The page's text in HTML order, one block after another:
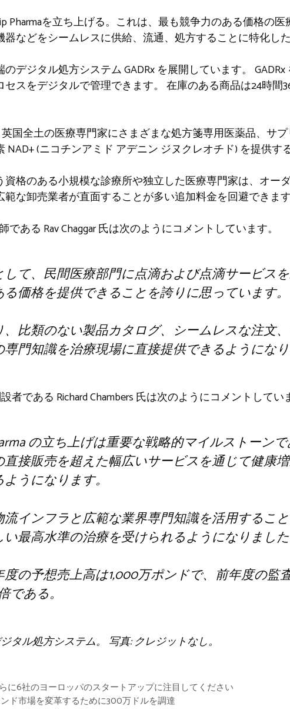
Pharmaを立ち上げる。これは、最も競争力のある価格の
などをシームレスに供給、流通、処方することに特化し
デジタル処方システム GADRx を展開しています。
セスをデジタルで管理できます。 在庫のある商品は24時間
英国全土の医療専門家にさまざまな処方箋専用医薬品、サ
NAD+ (ニコチンアミド アデニン ジヌクレオチド) を提供す
格のある小規模な診療所や独立した医療専門家は、オー
な卸売業者が直面することが多い追加料金を回避できます
である Rav Chaggar 氏は次のようにコメントしています。
て、民間医療部門に点滴および点滴サービス
価格を提供できることを誇りに思っています。
、比類のない製品カタログ、シームレスな注文
門知識を治療現場に直接提供できるようになり
者である Richard Chambers 氏は次のようにコメントしてい
の立ち上げは重要な戦略的マイルストーン
接販売を超えた幅広いサービスを通じて健康
うになります。
インフラと広範な業界専門知識を活用するこ
最高水準の治療を受けられるようになりました
の予想売上高は1,000万ポンドで、前年度の監
である。
タル処方システム。 写真: クレジットなし。
に6社のヨーロッパのスタートアップに注目してください
ド市場を変革するために300万ドルを調達